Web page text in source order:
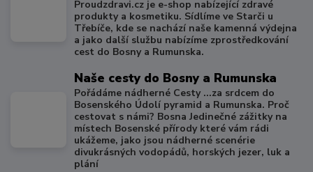
Proudzdravi.cz je e-shop nabízející zdravé
produkty a kosmetiku. Sídlíme ve Starči u
Třebíče, kde se nachází naše kamenná výdejna
a jako další službu nabízíme zprostředkování
cest do Bosny a Rumunska.
Naše cesty do Bosny a Rumunska
Pořádáme nádherné Cesty ...za srdcem do
Bosenského Údolí pyramid a Rumunska. Proč
cestovat s námi? Bosna Jedinečné zážitky na
místech Bosenské přírody které vám rádi
ukážeme, jako jsou nádherné scenérie
divukrásných vodopádů, horských jezer, luk a
plání